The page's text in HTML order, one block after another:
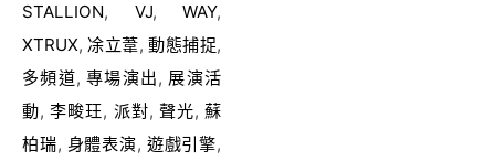
STALLION, VJ, WAY,
XTRUX, 凃立葦,動態捕捉,
多頻道,專場演出, 展演活
動,李畯玨, 派對, 聲光,蘇
柏瑞, 身體表演, 遊戲引擎,